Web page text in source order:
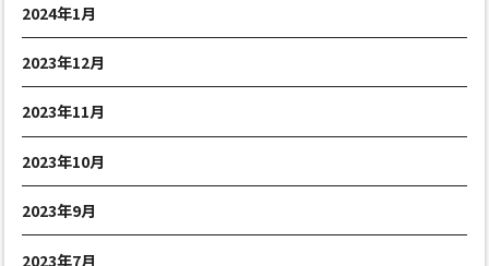
2024年1月
2023年12月
2023年11月
2023年10月
2023年9月
2023年7月